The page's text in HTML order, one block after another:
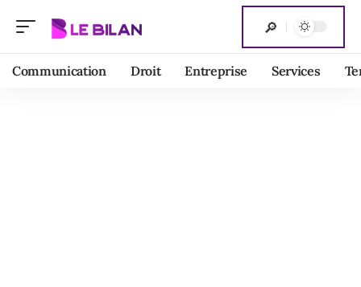
Communication Droit Entreprise Services